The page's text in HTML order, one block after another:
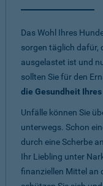
Das Wohl Ihres
sorgen täglich dafür,
ausgelastet ist und
sollten Sie für den
die Gesundheit
Unfälle können Sie
unterwegs. Schon
durch eine Scherbe
Ihr Liebling unter
finanziellen Mittel an